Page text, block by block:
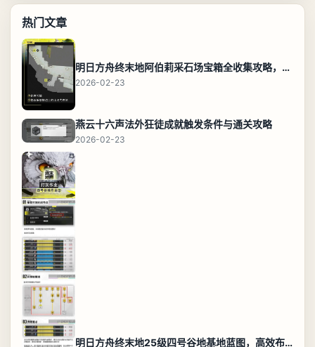
热门文章
明日方舟终末地阿伯莉采石场宝箱全收集攻略，全点位分布图与路线
2026-02-23
燕云十六声法外狂徒成就触发条件与通关攻略
2026-02-23
明日方舟终末地25级四号谷地基地蓝图，高效布局规划